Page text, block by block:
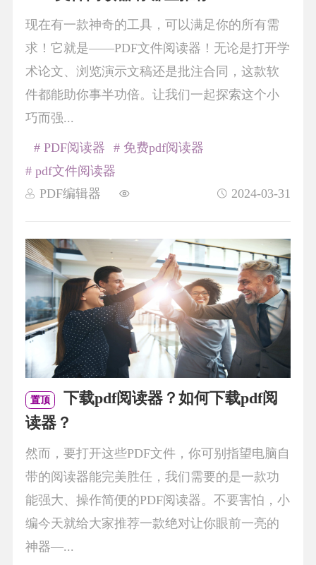
现在有一款神奇的工具，可以满足你的所有需
求！它就是——PDF文件阅读器！无论是打开学
术论文、浏览演示文稿还是批注合同，这款软
件都能助你事半功倍。让我们一起探索这个小
巧而强...
PDF编辑器 2024-03-31
# PDF阅读器
# 免费pdf阅读器
# pdf文件阅读器
置顶
下载pdf阅读器？如何下载pdf阅
读器？
然而，要打开这些PDF文件，你可别指望电脑自
带的阅读器能完美胜任，我们需要的是一款功
能强大、操作简便的PDF阅读器。不要害怕，小
编今天就给大家推荐一款绝对让你眼前一亮的
神器—...